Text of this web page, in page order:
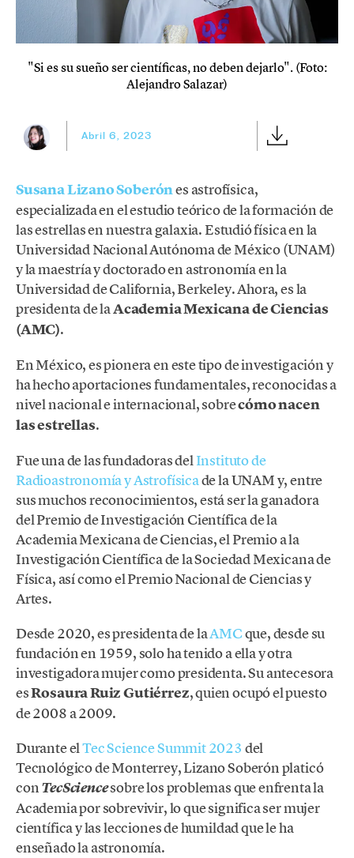
"Si es su sueño ser científicas, no deben dejarlo". (Foto:
Alejandro Salazar)
Abril 6, 2023
Susana Lizano Soberónes astrofísica,
especializada en el estudio teórico de la formación de
las estrellas en nuestra galaxia. Estudió física en la
Universidad Nacional Autónoma de México (UNAM)
y la maestría y doctorado en astronomía en la
Universidad de California, Berkeley. Ahora, es la
presidenta de laAcademia Mexicana de Ciencias
(AMC).
En México, es pionera en este tipo de investigación y
ha hecho aportaciones fundamentales, reconocidas a
nivel nacional e internacional, sobrecómo nacen
las estrellas.
Fue una de las fundadoras delInstituto de
Radioastronomía y Astrofísicade la UNAM y, entre
sus muchos reconocimientos, está ser la ganadora
del Premio de Investigación Científica de la
Academia Mexicana de Ciencias, el Premio a la
Investigación Científica de la Sociedad Mexicana de
Física, así como el Premio Nacional de Ciencias y
Artes.
Desde 2020, es presidenta de laAMCque, desde su
fundación en 1959, solo ha tenido a ella y otra
investigadora mujer como presidenta. Su antecesora
esRosaura Ruiz Gutiérrez, quien ocupó el puesto
de 2008 a 2009.
Durante elTec Science Summit 2023 del
Tecnológico de Monterrey, Lizano Soberón platicó
conTecSciencesobre los problemas que enfrenta la
Academia por sobrevivir, lo que significa ser mujer
científica y las lecciones de humildad que le ha
enseñado la astronomía.